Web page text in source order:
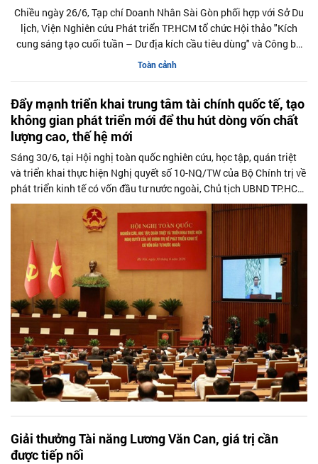
Chiều ngày 26/6, Tạp chí Doanh Nhân Sài Gòn phối hợp với Sở Du
lịch, Viện Nghiên cứu Phát triển TP.HCM tổ chức Hội thảo "Kích
cung sáng tạo cuối tuần – Dư địa kích cầu tiêu dùng" và Công bố
Báo cáo năng lực phát triển doanh nghiệp TP.HCM năm 2025. Trân
Toàn cảnh
Đẩy mạnh triển khai trung tâm tài chính quốc tế, tạo
không gian phát triển mới để thu hút dòng vốn chất
lượng cao, thế hệ mới
Sáng 30/6, tại Hội nghị toàn quốc nghiên cứu, học tập, quán triệt
và triển khai thực hiện Nghị quyết số 10-NQ/TW của Bộ Chính trị về
phát triển kinh tế có vốn đầu tư nước ngoài, Chủ tịch UBND TP.HCM
Nguyễn Văn Được đã trình bày tham luận với chủ đề "Đẩy mạnh
triển khai Trung tâm Tài chính quốc tế, tạo không gian phát triển
mới để thu hút dòng vốn chất lượng cao, thế hệ mới". Tạp chí
Doanh Nhân Sài Gòn trân trọng giới thiệu toàn văn tham luận của
Chủ tịch UBND TP.HCM.
Giải thưởng Tài năng Lương Văn Can, giá trị cần
được tiếp nối